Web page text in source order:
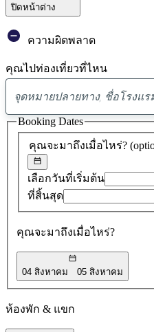
ปิดหน้าต่าง
ความผิดพลาด
คุณไปท่องเที่ยวที่ไหน
คุณจะมาถึงเมื่อไหร่?
เลือกวันที่เริ่มต้น
ที่สิ้นสุด
คุณจะมาถึงเมื่อไหร่?
04 สิงหาคม 05 สิงหาคม
Booking Dates
ห้องพัก & แขก